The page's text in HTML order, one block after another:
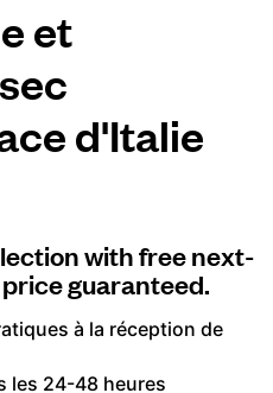
et
d'Italie
with free next-
guaranteed.
à la réception de
les 24-48 heures